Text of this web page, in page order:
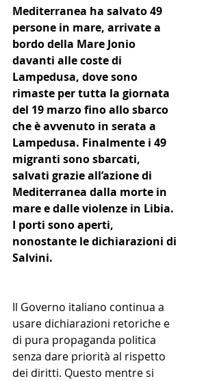
Mediterranea ha salvato 49
persone in mare, arrivate a
bordo della Mare Jonio
davanti alle coste di
Lampedusa, dove sono
rimaste per tutta la giornata
del 19 marzo fino allo sbarco
che è avvenuto in serata a
Lampedusa. Finalmente i 49
migranti sono sbarcati,
salvati grazie all’azione di
Mediterranea dalla morte in
mare e dalle violenze in Libia.
I porti sono aperti,
nonostante le dichiarazioni di
Salvini.
Il Governo italiano continua a
usare dichiarazioni retoriche e
di pura propaganda politica
senza dare priorità al rispetto
dei diritti. Questo mentre si